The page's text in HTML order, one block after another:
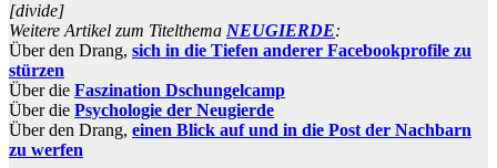
[divide]
Weitere Artikel zum Titelthema NEUGIERDE:
Über den Drang, sich in die Tiefen anderer Facebookprofile zu
stürzen
Über die Faszination Dschungelcamp
Über die Psychologie der Neugierde
Über den Drang, einen Blick auf und in die Post der Nachbarn
zu werfen